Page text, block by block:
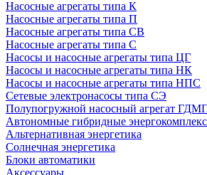
Насосные агрегаты типа К
Насосные агрегаты типа П
Насосные агрегаты типа СВ
Насосные агрегаты типа С
Насосы и насосные агрегаты типа ЦГ
Насосы и насосные агрегаты типа НК
Насосы и насосные агрегаты типа НПС
Сетевые электронасосы типа СЭ
Полупогружной насосный агрегат
Автономные гибридные
Альтернативная энергетика
Солнечная энергетика
Блоки автоматики
Аксессуары